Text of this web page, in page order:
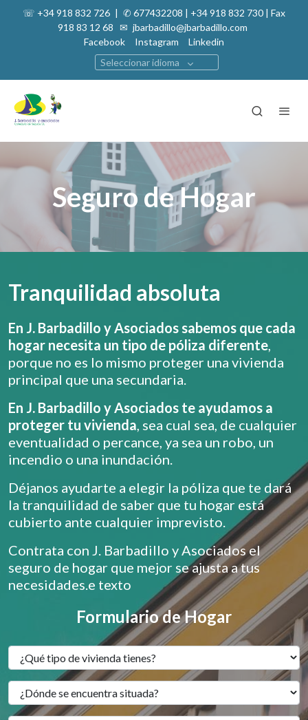
☏ +34 918 832 726 | ✆ 677432208 | +34 918 832 730 | Fax
918 83 12 68 ✉ jbarbadillo@jbarbadillo.com
Facebook
Instagram
Linkedin
Seleccionar idioma
Seguro de Hogar
Tranquilidad absoluta
En J. Barbadillo y Asociados sabemos que cada
hogar necesita un tipo de póliza diferente,
porque no es lo mismo proteger una vivienda
principal que una secundaria.
En J. Barbadillo y Asociados te ayudamos a
proteger tu vivienda, sea cual sea, de cualquier
eventualidad o percance, ya sea un robo, un
incendio o una inundación.
Déjanos ayudarte a elegir la póliza que te dará
la tranquilidad de saber que tu hogar está
cubierto ante cualquier imprevisto.
Contrata con J. Barbadillo y Asociados el
seguro de hogar que mejor se ajusta a tus
necesidades.e texto
Formulario de Hogar